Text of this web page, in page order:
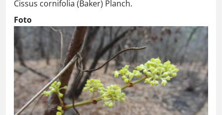
Cissus cornifolia (Baker) Planch.
Foto